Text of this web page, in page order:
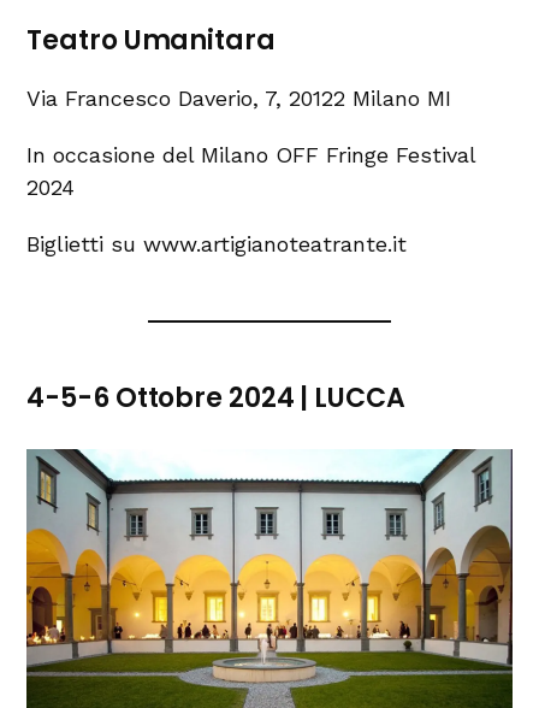
Teatro Umanitara
Via Francesco Daverio, 7, 20122 Milano MI
In occasione del Milano OFF Fringe Festival
2024
Biglietti su www.artigianoteatrante.it
4-5-6 Ottobre 2024 | LUCCA